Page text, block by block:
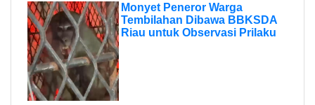
Monyet Peneror Warga
Tembilahan Dibawa BBKSDA
Riau untuk Observasi Prilaku